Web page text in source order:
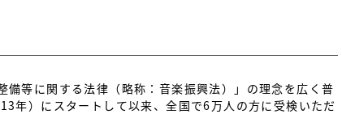
等に関する法律（略称：音楽振興法）」の理念を広く普
年）にスタートして以来、全国で6万人の方に受検いただ